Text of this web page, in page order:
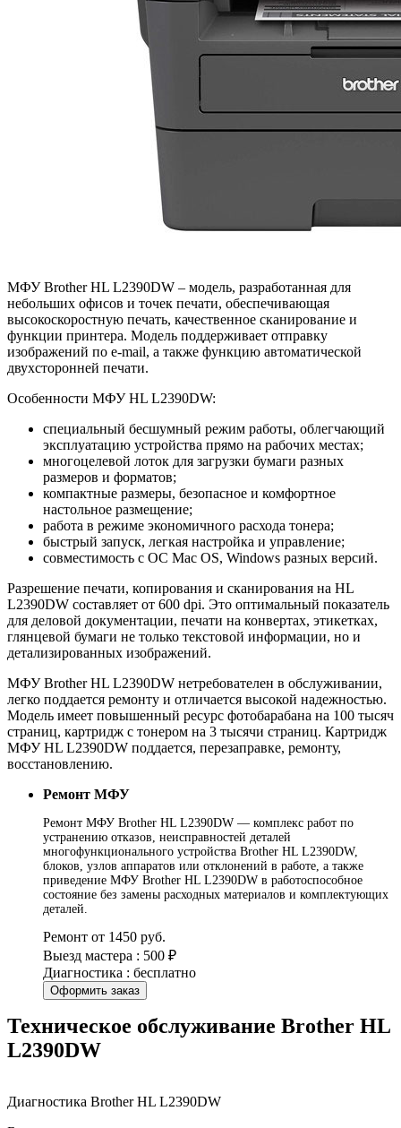
МФУ Brother HL L2390DW – модель, разработанная для
небольших офисов и точек печати, обеспечивающая
высокоскоростную печать, качественное сканирование и
функции принтера. Модель поддерживает отправку
изображений по e-mail, а также функцию автоматической
двухсторонней печати.
Особенности МФУ HL L2390DW:
специальный бесшумный режим работы, облегчающий
эксплуатацию устройства прямо на рабочих местах;
многоцелевой лоток для загрузки бумаги разных
размеров и форматов;
компактные размеры, безопасное и комфортное
настольное размещение;
работа в режиме экономичного расхода тонера;
быстрый запуск, легкая настройка и управление;
совместимость с ОС Mac OS, Windows разных версий.
Разрешение печати, копирования и сканирования на HL
L2390DW составляет от 600 dpi. Это оптимальный показатель
для деловой документации, печати на конвертах, этикетках,
глянцевой бумаги не только текстовой информации, но и
детализированных изображений.
МФУ Brother HL L2390DW нетребователен в обслуживании,
легко поддается ремонту и отличается высокой надежностью.
Модель имеет повышенный ресурс фотобарабана на 100 тысяч
страниц, картридж с тонером на 3 тысячи страниц. Картридж
МФУ HL L2390DW поддается, перезаправке, ремонту,
восстановлению.
Ремонт МФУ
Ремонт МФУ Brother HL L2390DW — комплекс работ по
устранению отказов, неисправностей деталей
многофункционального устройства Brother HL L2390DW,
блоков, узлов аппаратов или отклонений в работе, а также
приведение МФУ Brother HL L2390DW в работоспособное
состояние без замены расходных материалов и комплектующих
деталей.
Ремонт от 1450 руб.
Выезд мастера : 500 ₽
Диагностика : бесплатно
Оформить заказ
Техническое обслуживание Brother HL
L2390DW
Диагностика Brother HL L2390DW